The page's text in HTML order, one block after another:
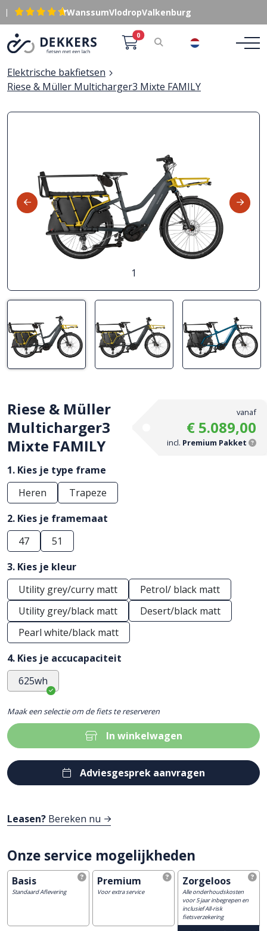
| WanssumVlodropValkenburg
0
Elektrische bakfietsen
Riese & Müller Multicharger3 Mixte FAMILY
1
Riese & Müller
Multicharger3
Mixte FAMILY
vanaf
€ 5.089,00
incl. Premium Pakket
1. Kies je type frame
Heren
Trapeze
2. Kies je framemaat
47
51
3. Kies je kleur
Utility grey/curry matt
Petrol/ black matt
Utility grey/black matt
Desert/black matt
Pearl white/black matt
4. Kies je accucapaciteit
625wh
Maak een selectie om de fiets te reserveren
In winkelwagen
Adviesgesprek aanvragen
Leasen? Bereken nu
Onze service mogelijkheden
Basis
Standaard Aflevering
Premium
Voor extra service
Zorgeloos
Alle onderhoudskosten
voor 5 jaar inbegrepen en
inclusief All-risk
fietsverzekering